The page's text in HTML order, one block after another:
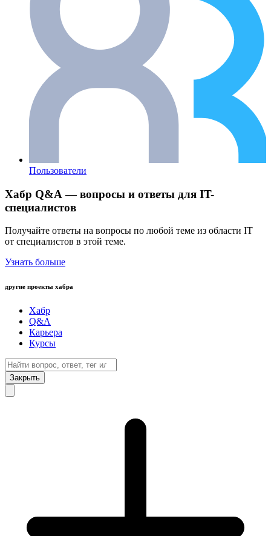
Пользователи
Хабр Q&A — вопросы и ответы для IT-
специалистов
Получайте ответы на вопросы по любой теме из области IT
от специалистов в этой теме.
Узнать больше
другие проекты хабра
Хабр
Q&A
Карьера
Курсы
Закрыть